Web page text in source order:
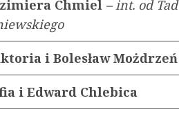
Chmiel – int. od
i Bolesław Możdrzeń
i Edward Chlebica